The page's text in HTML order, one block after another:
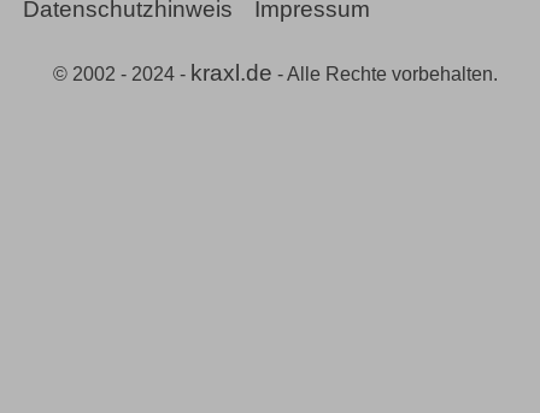
Datenschutzhinweis
Impressum
© 2002 - 2024 - kraxl.de - Alle Rechte vorbehalten.